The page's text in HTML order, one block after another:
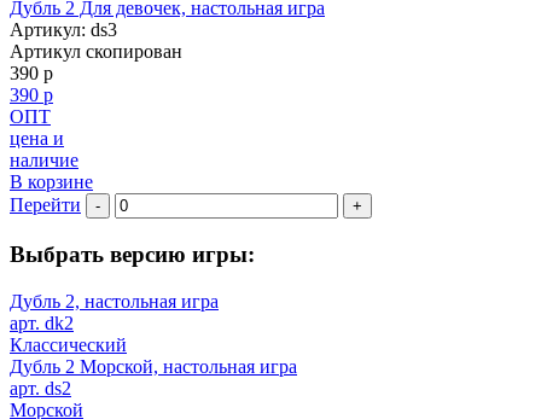
Дубль 2 Для девочек, настольная игра
Артикул: ds3
Артикул скопирован
390 р
390 р
ОПТ
цена и
наличие
В корзине
Перейти
- +
Выбрать версию игры:
Дубль 2, настольная игра
арт. dk2
Классический
Дубль 2 Морской, настольная игра
арт. ds2
Морской